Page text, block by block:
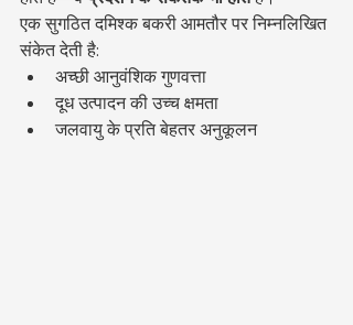
एक सुगठित दमिश्क बकरी आमतौर पर निम्नलिखित
संकेत देती है:
अच्छी आनुवंशिक गुणवत्ता
दूध उत्पादन की उच्च क्षमता
जलवायु के प्रति बेहतर अनुकूलन